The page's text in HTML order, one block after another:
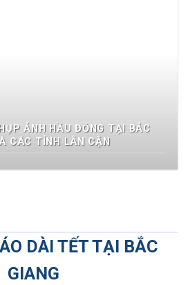
ẢNH HẦU ĐỒNG TẠI BẮC
CÁC TỈNH LÂN CẬN
DÀI TẾT TẠI BẮC
GIANG